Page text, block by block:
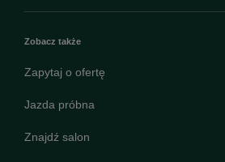
Zobacz także
Zapytaj o ofertę
Jazda próbna
Znajdź salon